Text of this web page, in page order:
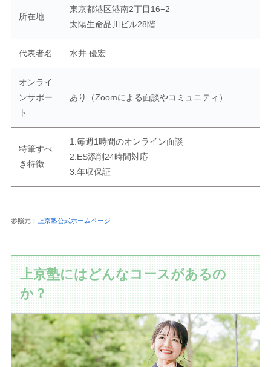
所在地
東京都港区港南2丁目16−2
太陽生命品川ビル28階
代表者名 水井 優宏
オンライ
ンサポー
ト
あり（Zoomによる面談やコミュニティ）
特筆すべ
き特徴
1.毎週1時間のオンライン面談
2.ES添削24時間対応
3.年収保証
参照元： 上京塾公式ホームページ
上京塾にはどんなコースがあるの
か？